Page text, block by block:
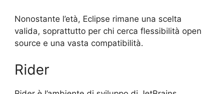
Nonostante l’età, Eclipse rimane una scelta
valida, soprattutto per chi cerca flessibilità open
source e una vasta compatibilità.
Rider